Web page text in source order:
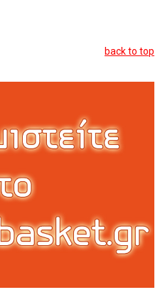
back to top